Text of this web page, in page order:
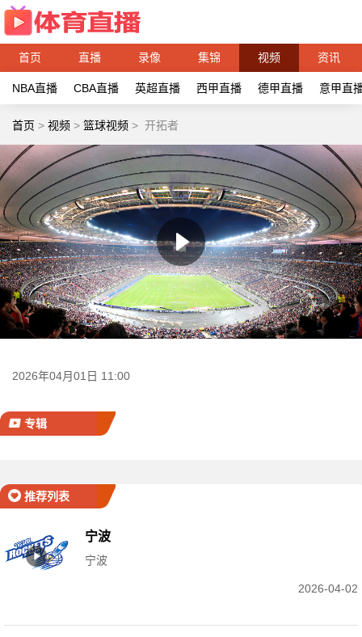
首页 直播 录像 集锦 视频 资讯
NBA直播 CBA直播 英超直播 西甲直播 德甲直播 意甲直
首页 > 视频 > 篮球视频 > 开拓者
2026年04月01日 11:00
专辑
推荐列表
宁波
宁波
2026-04-02